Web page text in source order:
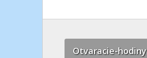
Otvaracie-hodiny